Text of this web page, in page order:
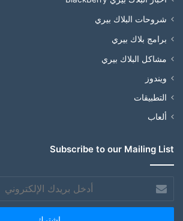
شروحات البلاك بيري
برامج بلاك بيري
مشاكل البلاك بيري
ويندوز
التطبيقات
ألعاب
Subscribe to our Mailing List
بريدك
الإلكتروني